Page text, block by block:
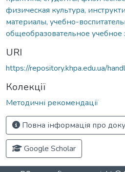
физическая культура,
материалы, учебно-
общеобразовательное учебное
URI
https://repository.khpa.edu.ua/
Колекції
Методичні рекомендації
Повна інформація про
Google Scholar